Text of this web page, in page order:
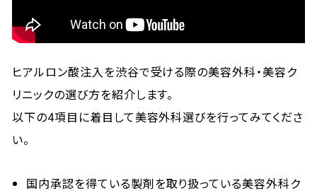
ヒアルロン酸注入を渋谷で受ける際の美容外科・美容ク
リニックの選び方を紹介します。
以下の4項目に着目して美容外科選びを行ってみてくださ
い。
国内承認を得ている製剤を取り扱っている美容外科ク